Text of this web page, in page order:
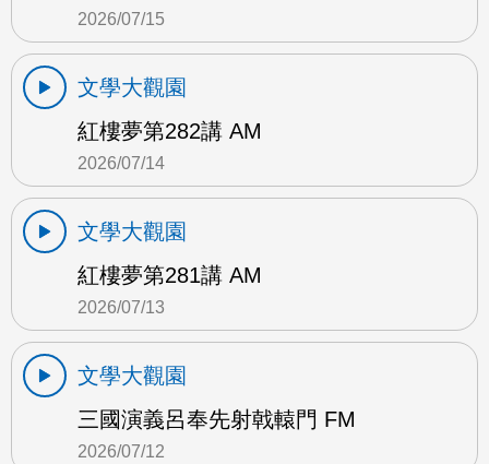
2026/07/15
文學大觀園
紅樓夢第282講 AM
2026/07/14
文學大觀園
紅樓夢第281講 AM
2026/07/13
文學大觀園
三國演義呂奉先射戟轅門 FM
2026/07/12